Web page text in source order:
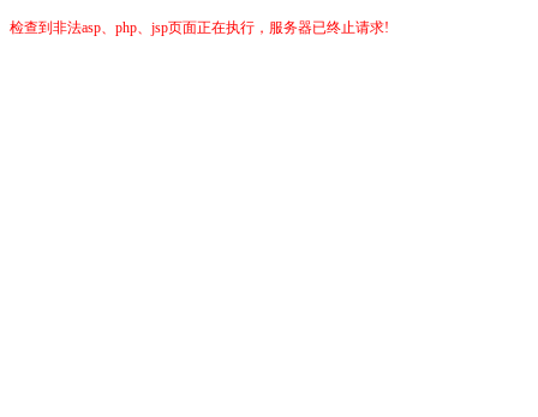
检查到非法asp、php、jsp页面正在执行，服务器已终止请求!